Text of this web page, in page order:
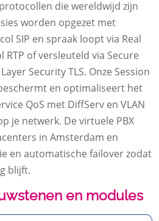
die wereldwijd zijn
worden opgezet met
SIP en spraak loopt via Real
of versleuteld via Secure
Security TLS.​ Onze Session
en optimaliseert het
QoS met DiffServ en VLAN
je netwerk.​ De virtuele PBX
in Amsterdam en
en automatische failover zodat
blijft.​
en modules